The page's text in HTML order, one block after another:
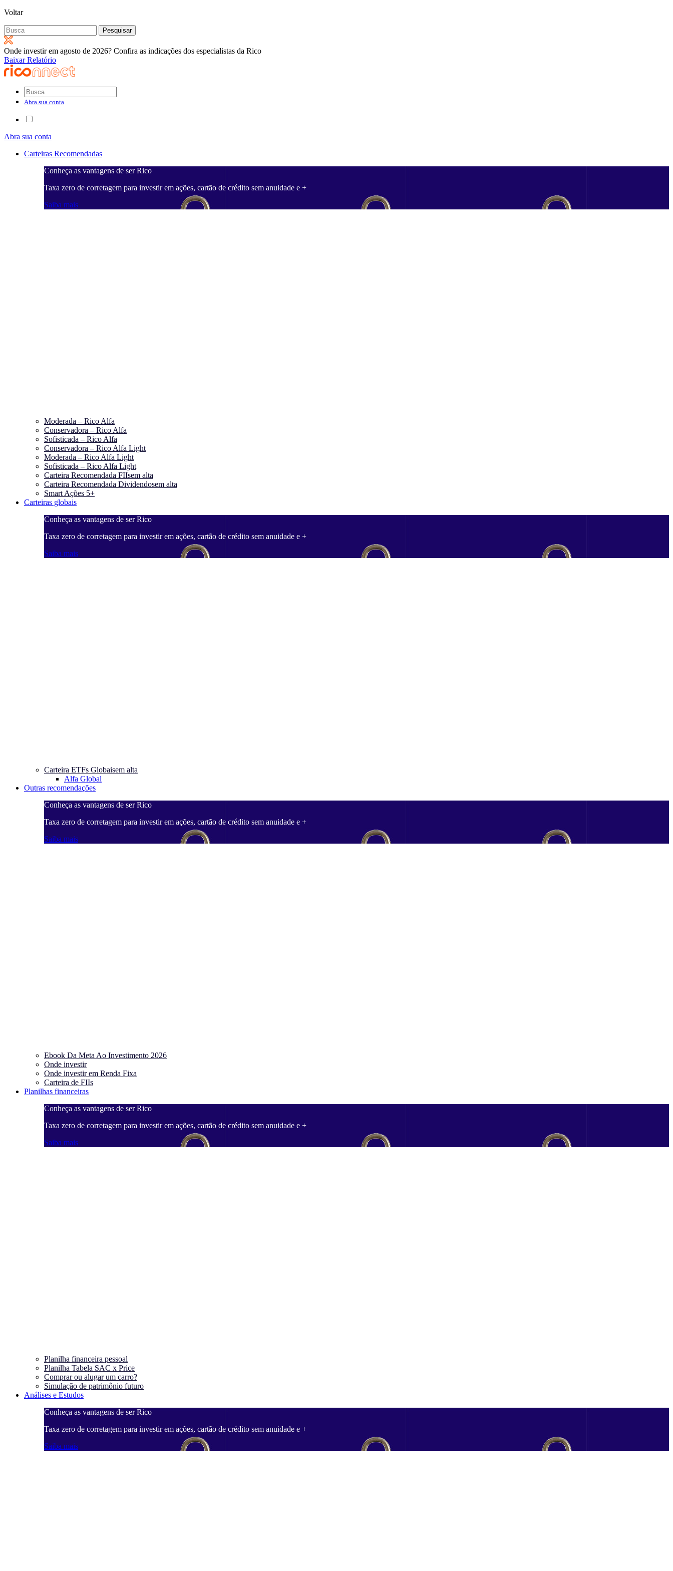
Voltar
Pesquisar
por:
Onde investir em agosto de 2026? Confira as indicações dos especialistas da Rico
Baixar Relatório
Abra sua conta
Abra sua conta
Carteiras Recomendadas
Conheça as vantagens de ser Rico
Taxa zero de corretagem para investir em ações, cartão de crédito sem anuidade e +
Saiba mais
Moderada – Rico Alfa
Conservadora – Rico Alfa
Sofisticada – Rico Alfa
Conservadora – Rico Alfa Light
Moderada – Rico Alfa Light
Sofisticada – Rico Alfa Light
Carteira Recomendada FIIsem alta
Carteira Recomendada Dividendosem alta
Smart Ações 5+
Carteiras globais
Conheça as vantagens de ser Rico
Taxa zero de corretagem para investir em ações, cartão de crédito sem anuidade e +
Saiba mais
Carteira ETFs Globaisem alta
Alfa Global
Outras recomendações
Conheça as vantagens de ser Rico
Taxa zero de corretagem para investir em ações, cartão de crédito sem anuidade e +
Saiba mais
Ebook Da Meta Ao Investimento 2026
Onde investir
Onde investir em Renda Fixa
Carteira de FIIs
Planilhas financeiras
Conheça as vantagens de ser Rico
Taxa zero de corretagem para investir em ações, cartão de crédito sem anuidade e +
Saiba mais
Planilha financeira pessoal
Planilha Tabela SAC x Price
Comprar ou alugar um carro?
Simulação de patrimônio futuro
Análises e Estudos
Conheça as vantagens de ser Rico
Taxa zero de corretagem para investir em ações, cartão de crédito sem anuidade e +
Saiba mais